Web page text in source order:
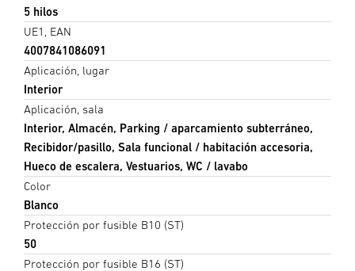
5 hilos
UE1, EAN
4007841086091
Aplicación, lugar
Interior
Aplicación, sala
Interior, Almacén, Parking / aparcamiento subterráneo,
Recibidor/pasillo, Sala funcional / habitación accesoria,
Hueco de escalera, Vestuarios, WC / lavabo
Color
Blanco
Protección por fusible B10 (ST)
50
Protección por fusible B16 (ST)